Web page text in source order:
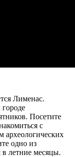
Лименас.
городе
Посетите
с
археологических
одно из
в летние месяцы.